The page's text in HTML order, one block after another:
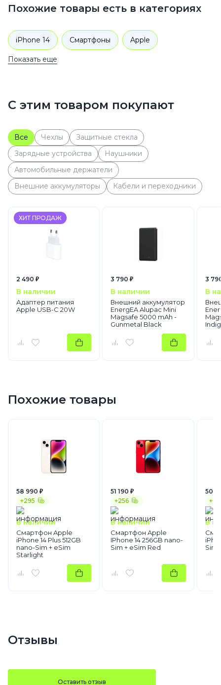
Похожие товары есть в категориях
iPhone 14 Смартфоны Apple
iPhone 14
Показать еще
С этим товаром покупают
Все Чехлы
Защитные стекла
Зарядные устройства
Наушники
Автомобильные держатели
Внешние аккумуляторы
Кабели и переходники
ХИТ ПРОДАЖ
2 490 ₽
В наличии
Адаптер питания
Apple USB-C 20W
3 790 ₽
В наличии
Внешний аккумулятор
EnergEA Alupac Mini
Magsafe 5000 mAh -
Gunmetal Black
3
В
Похожие товары
+295
58 990 ₽
В наличии
Смартфон Apple
iPhone 14 Plus 512GB
nano-Sim + eSim
Starlight
+256
51 190 ₽
В наличии
Смартфон Apple
IPhone 14 256GB nano-
Sim + eSim Red
50
В
Sim
Отзывы
Оставить отзыв